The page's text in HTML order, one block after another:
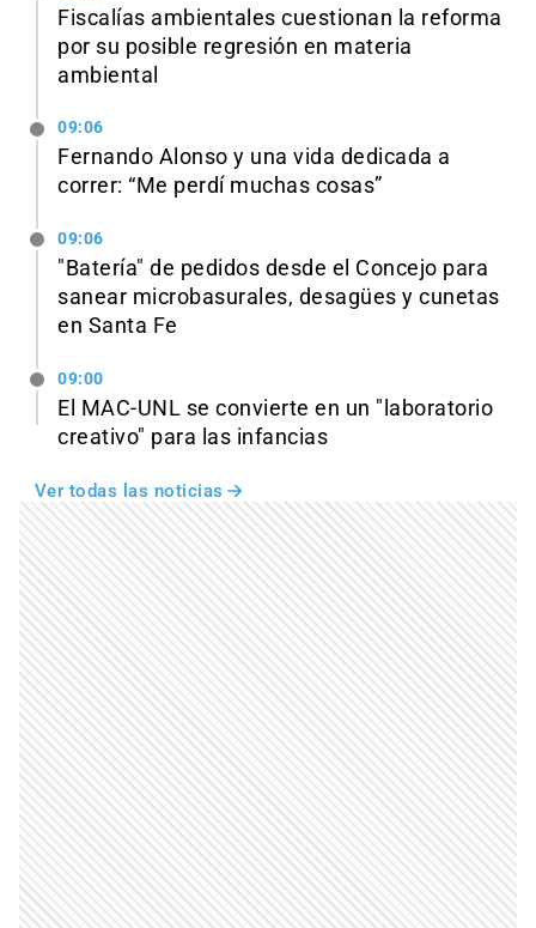
Fiscalías ambientales cuestionan la reforma
por su posible regresión en materia
ambiental
09:06
Fernando Alonso y una vida dedicada a
correr: “Me perdí muchas cosas”
09:06
"Batería" de pedidos desde el Concejo para
sanear microbasurales, desagües y cunetas
en Santa Fe
09:00
El MAC-UNL se convierte en un "laboratorio
creativo" para las infancias
Ver todas las noticias